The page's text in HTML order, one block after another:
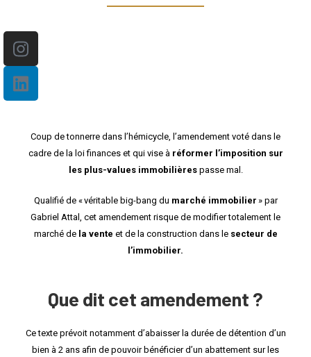
Instagram
Linkedin
Coup de tonnerre dans l’hémicycle, l’amendement voté dans le
cadre de la loi finances et qui vise à réformer l’imposition sur
les plus-values immobilièrespasse mal.
Qualifié de « véritable big-bang du marché immobilier » par
Gabriel Attal, cet amendement risque de modifier totalement le
marché de la vente et de la construction dans le secteur de
l’immobilier.
Que dit cet amendement ?
Ce texte prévoit notamment d’abaisser la durée de détention d’un
bien à 2 ans afin de pouvoir bénéficier d’un abattement sur les